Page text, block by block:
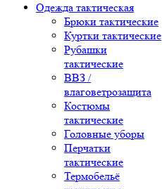
Одежда тактическая
Брюки тактические
Куртки тактические
Рубашки
тактические
ВВЗ /
влаговетрозащита
Костюмы
тактические
Головные уборы
Перчатки
тактические
Термобельё